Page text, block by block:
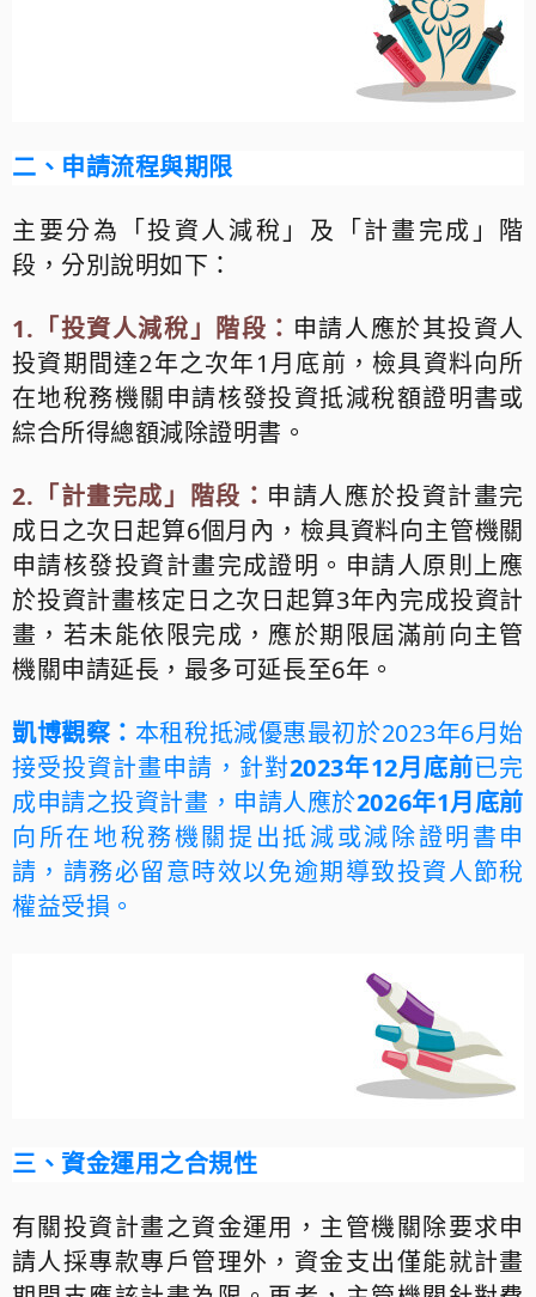
二、申請流程與期限
主要分為「投資人減稅」及「計畫完成」階
段，分別說明如下：
1. 「投資人減稅」階段： 申請人應於其投資人
投資期間達2年之次年1 月底前，檢具資料向所
在地稅務機關申請核發投資抵減稅額證明書或
綜合所得總額減除證明書。
2. 「計畫完成」階段： 申請人應於投資計畫完
成日之次日起算6個月內，檢具資料向主管機關
申請核發投資計畫完成證明。申請人原則上應
於投資計畫核定日之次日起算3年內完成投資計
畫，若未能依限完成，應於期限屆滿前向主管
機關申請延長，最多可延長至6年。
凱博觀察： 本租稅抵減優惠最初於2023年6月始
接受投資計畫申請，針對2023年12月底前已完
成申請之投資計畫，申請人應於2026年1月底前
向所在地稅務機關提出抵減或減除證明書申
請，請務必留意時效以免逾期導致投資人節稅
權益受損。
三、資金運用之合規性
有關投資計畫之資金運用，主管機關除要求申
請人採專款專戶管理外，資金支出僅能就計畫